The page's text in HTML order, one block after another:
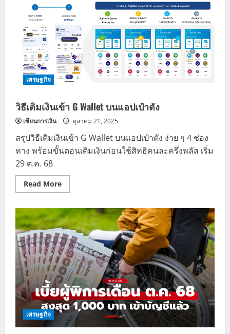
wallet
เป๋า
ตัง
เข้า
บัญชี
ธนาคาร
ทำ
เอง
ได้
ใน
1
นาที
เศรษฐกิจ
วิธีเติมเงินเข้า G Wallet บนแอปเป๋าตัง
เซียนการเงิน ตุลาคม 21, 2025
สรุปวิธีเติมเงินเข้า G Wallet บนแอปเป๋าตัง ง่าย ๆ 4 ช่อง
ทาง พร้อมขั้นตอนเติมเงินก่อนใช้สิทธิคนละครึ่งพลัส เริ่ม
29 ต.ค. 68
Read MoreRead
more
เติม
เงิน
เข้า
G
Wallet
บน
แอ
ป
เป๋า
ตัง
เศรษฐกิจ